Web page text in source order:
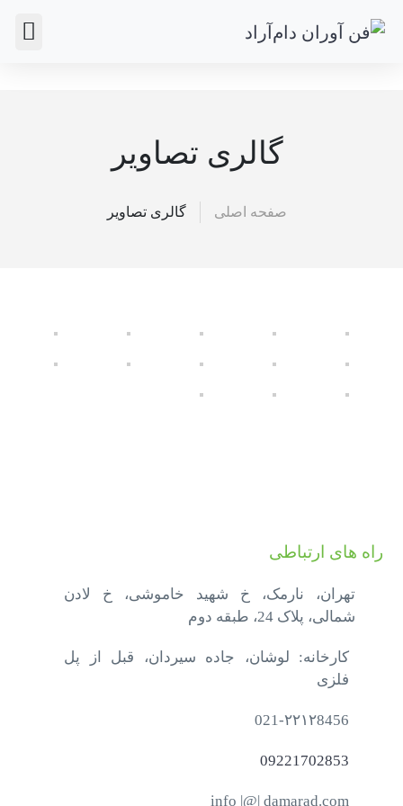
گالری تصاویر
صفحه اصلی گالری تصاویر
راه های ارتباطی
تهران، نارمک، خ شهید خاموشی، خ لادن
شمالی، پلاک 24، طبقه دوم
کارخانه: لوشان، جاده سیردان، قبل از پل
فلزی
021-۲۲۱۲8456
09221702853
info |@| damarad.com